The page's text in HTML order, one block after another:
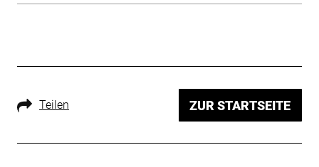
Teilen ZUR STARTSEITE